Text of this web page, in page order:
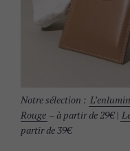
Notre sélection :
Rouge – à partir de 29€ |
partir de 39€